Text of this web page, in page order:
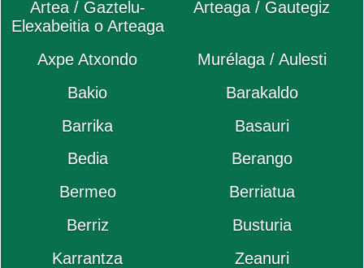
Artea / Gaztelu-
Elexabeitia o Arteaga
Arteaga / Gautegiz
Axpe Atxondo
Murélaga / Aulesti
Bakio
Barakaldo
Barrika
Basauri
Bedia
Berango
Bermeo
Berriatua
Berriz
Busturia
Karrantza
Zeanuri